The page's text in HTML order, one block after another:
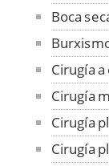
Boca
Cirugía
Cirugía
Cirugía
Cirugía